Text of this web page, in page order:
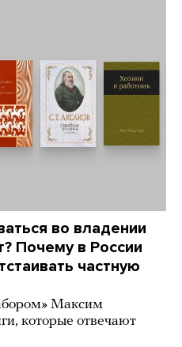
во владении
Почему в России
частную
Максим
которые отвечают